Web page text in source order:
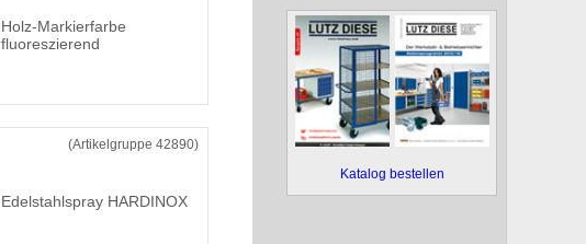
Holz-Markierfarbe
fluoreszierend
(Artikelgruppe 42890)
Edelstahlspray HARDINOX
Katalog bestellen